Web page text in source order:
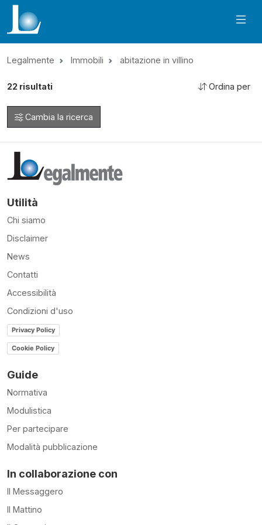
Legalmente Immobili abitazione in villino
22 risultati Ordina per
Cambia la ricerca
Utilità
Chi siamo
Disclaimer
News
Contatti
Accessibilità
Condizioni d'uso
Privacy Policy
Cookie Policy
Guide
Normativa
Modulistica
Per partecipare
Modalità pubblicazione
In collaborazione con
Il Messaggero
Il Mattino